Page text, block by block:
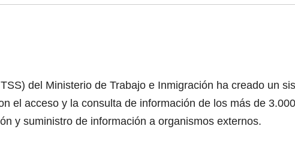
del Ministerio de Trabajo e Inmigración ha creado un
el acceso y la consulta de información de los más de
y suministro de información a organismos externos.